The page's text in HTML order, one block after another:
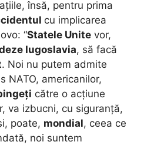
însă, pentru prima
cu implicarea
“Statele Unite vor,
Iugoslavia, să facă
. Noi nu putem admite
NATO, americanilor,
către o acțiune
va izbucni, cu siguranță,
poate, mondial, ceea ce
noi suntem